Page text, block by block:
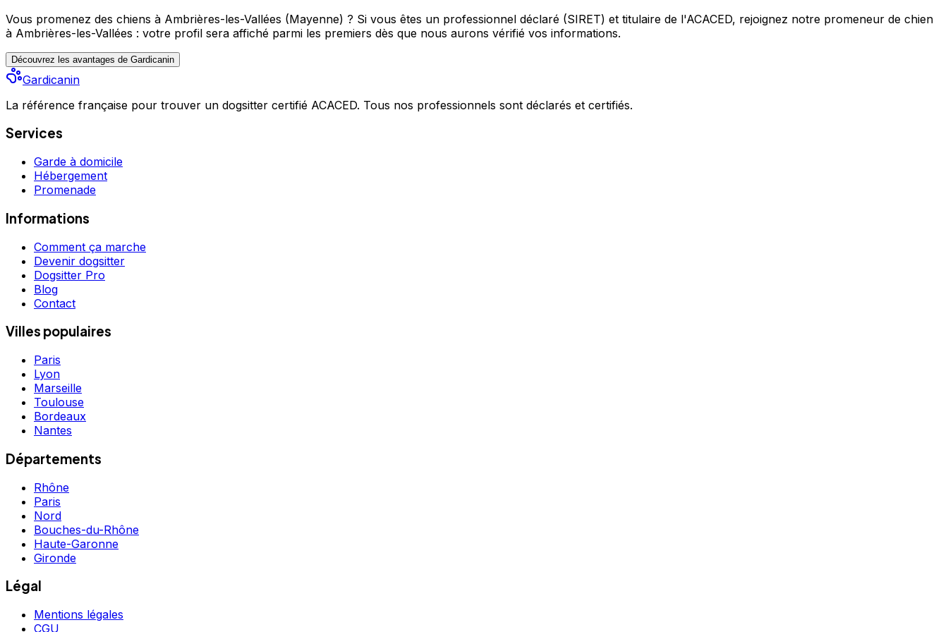
Vous promenez des chiens à Ambrières-les-Vallées (Mayenne) ? Si vous êtes un professionnel déclaré (SIRET) et titulaire de l'ACACED, rejoignez notre promeneur de chien
à Ambrières-les-Vallées : votre profil sera affiché parmi les premiers dès que nous aurons vérifié vos informations.
Découvrez les avantages de Gardicanin
Gardicanin
La référence française pour trouver un dogsitter certifié ACACED. Tous nos professionnels sont déclarés et certifiés.
Services
Garde à domicile
Hébergement
Promenade
Informations
Comment ça marche
Devenir dogsitter
Dogsitter Pro
Blog
Contact
Villes populaires
Paris
Lyon
Marseille
Toulouse
Bordeaux
Nantes
Départements
Rhône
Paris
Nord
Bouches-du-Rhône
Haute-Garonne
Gironde
Légal
Mentions légales
CGU